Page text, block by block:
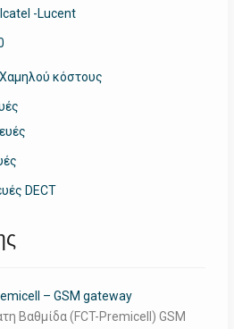
-Lucent
κόστους
DECT
– GSM gateway
Βαθμίδα (FCT-Premicell) GSM